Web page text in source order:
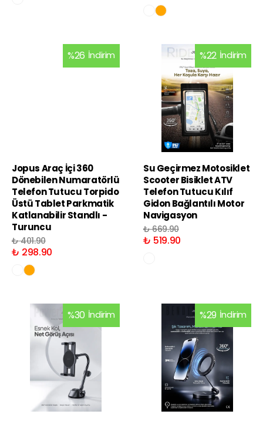
%26 İndirim
Jopus Araç İçi 360
Dönebilen Numaratörlü
Telefon Tutucu Torpido
Üstü Tablet Parkmatik
Katlanabilir Standlı -
Turuncu
₺ 401.90
₺ 298.90
%22 İndirim
Su Geçirmez Motosiklet
Scooter Bisiklet ATV
Telefon Tutucu Kılıf
Gidon Bağlantılı Motor
Navigasyon
₺ 669.90
₺ 519.90
%30 İndirim %29 İndirim